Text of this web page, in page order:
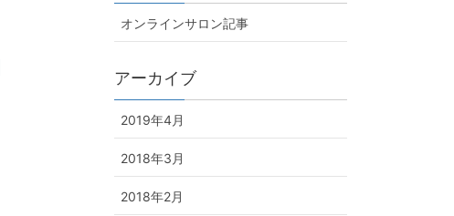
オンラインサロン記事
アーカイブ
2019年4月
2018年3月
2018年2月